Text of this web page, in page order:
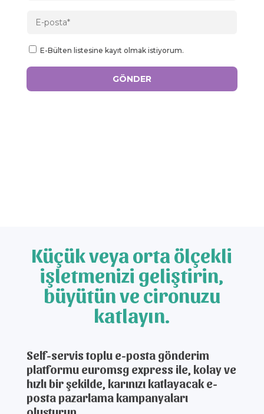
E-Bülten listesine kayıt olmak istiyorum.
Küçük veya orta ölçekli
işletmenizi geliştirin,
büyütün ve cironuzu
katlayın.
Self-servis toplu e-posta gönderim
platformu euromsg express ile, kolay ve
hızlı bir şekilde, karınızı katlayacak e-
posta pazarlama kampanyaları